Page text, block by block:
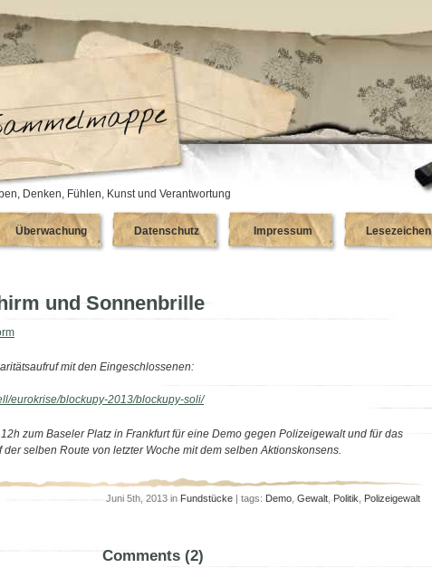
Denken, Fühlen, Kunst und Verantwortung
Überwachung Datenschutz Impressum Lesezeichen
und Sonnenbrille
mit den Eingeschlossenen:
eurokrise/blockupy-2013/blockupy-soli/
zum Baseler Platz in Frankfurt für eine Demo gegen Polizeigewalt und für das
selben Route von letzter Woche mit dem selben Aktionskonsens.
Juni 5th, 2013 in Fundstücke | tags: Demo Gewalt Politik Polizeigewalt
Comments (2)